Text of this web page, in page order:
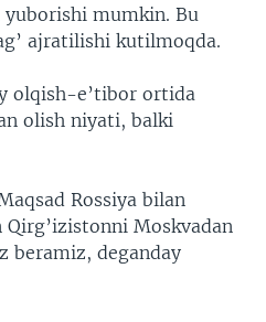
mumkin. Bu
ajratilishi kutilmoqda.
olqish-e’tibor ortida
olish niyati, balki
Rossiya bilan
Moskvadan
beramiz, deganday